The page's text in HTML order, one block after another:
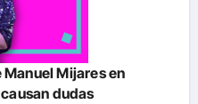
Mijares en
dudas